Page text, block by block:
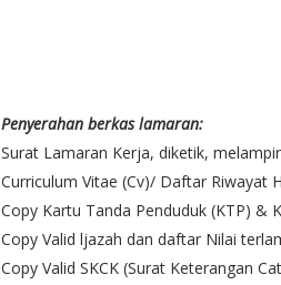
Penyerahan berkas lamaran:
Surat Lamaran Kerja, diketik,
Curriculum Vitae (Cv)/ Daftar Riwayat
Copy Kartu Tanda Penduduk (KTP) &
Copy Valid ljazah dan daftar Nilai
Copy Valid SKCK (Surat Keterangan